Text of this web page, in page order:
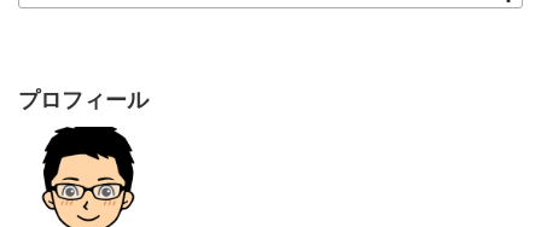
プロフィール